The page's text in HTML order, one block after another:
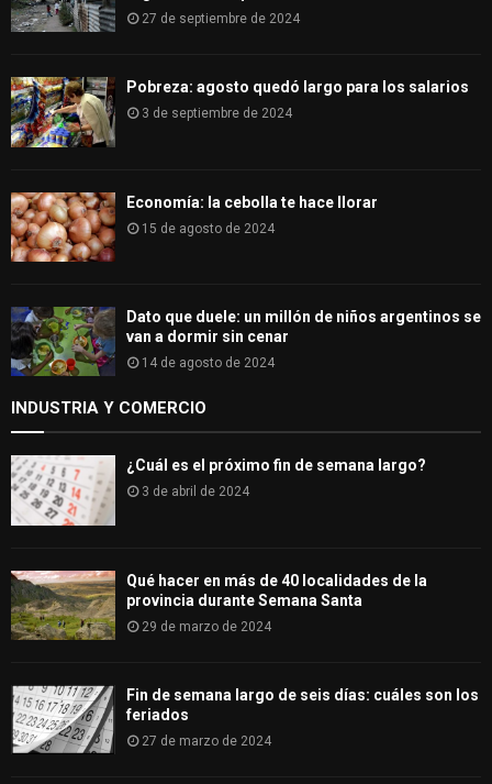
27 de septiembre de 2024
Pobreza: agosto quedó largo para los salarios
3 de septiembre de 2024
Economía: la cebolla te hace llorar
15 de agosto de 2024
Dato que duele: un millón de niños argentinos se
van a dormir sin cenar
14 de agosto de 2024
INDUSTRIA Y COMERCIO
¿Cuál es el próximo fin de semana largo?
3 de abril de 2024
Qué hacer en más de 40 localidades de la
provincia durante Semana Santa
29 de marzo de 2024
Fin de semana largo de seis días: cuáles son los
feriados
27 de marzo de 2024